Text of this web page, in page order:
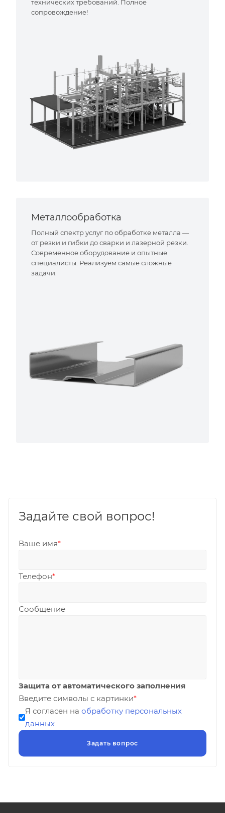
технических требований. Полное
сопровождение!
Металлообработка
Полный спектр услуг по обработке металла —
от резки и гибки до сварки и лазерной резки.
Современное оборудование и опытные
специалисты. Реализуем самые сложные
задачи.
Задайте свой вопрос!
Ваше имя*
Телефон*
Сообщение
Защита от автоматического заполнения
Введите символы с картинки*
Я согласен на обработку персональных
данных